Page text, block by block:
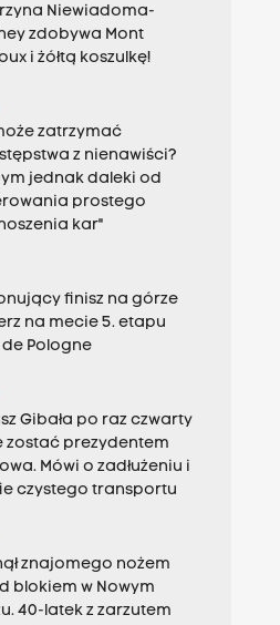
Niewiadoma-
zdobywa Mont
i żółtą koszulkę!
zatrzymać
z nienawiści?
jednak daleki od
prostego
kar"
finisz na górze
na mecie 5. etapu
de Pologne
Gibała po raz czwarty
zostać prezydentem
Mówi o zadłużeniu i
czystego transportu
znajomego nożem
blokiem w Nowym
40-latek z zarzutem